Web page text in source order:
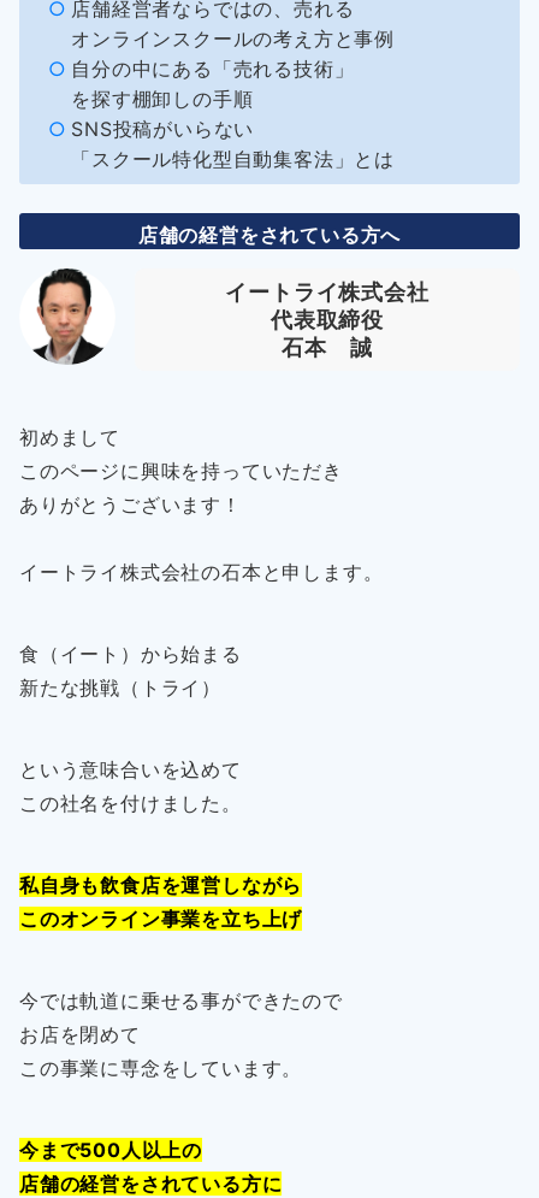
店舗経営者ならではの、売れる
オンラインスクールの考え方と事例
自分の中にある「売れる技術」
を探す棚卸しの手順
SNS投稿がいらない
「スクール特化型自動集客法」とは
店舗の経営をされている方へ
イートライ株式会社
代表取締役
石本 誠
初めまして
このページに興味を持っていただき
ありがとうございます！
イートライ株式会社の石本と申します。
食（イート）から始まる
新たな挑戦（トライ）
という意味合いを込めて
この社名を付けました。
私自身も飲食店を運営しながら
このオンライン事業を立ち上げ
今では軌道に乗せる事ができたので
お店を閉めて
この事業に専念をしています。
今まで500人以上の
店舗の経営をされている方に